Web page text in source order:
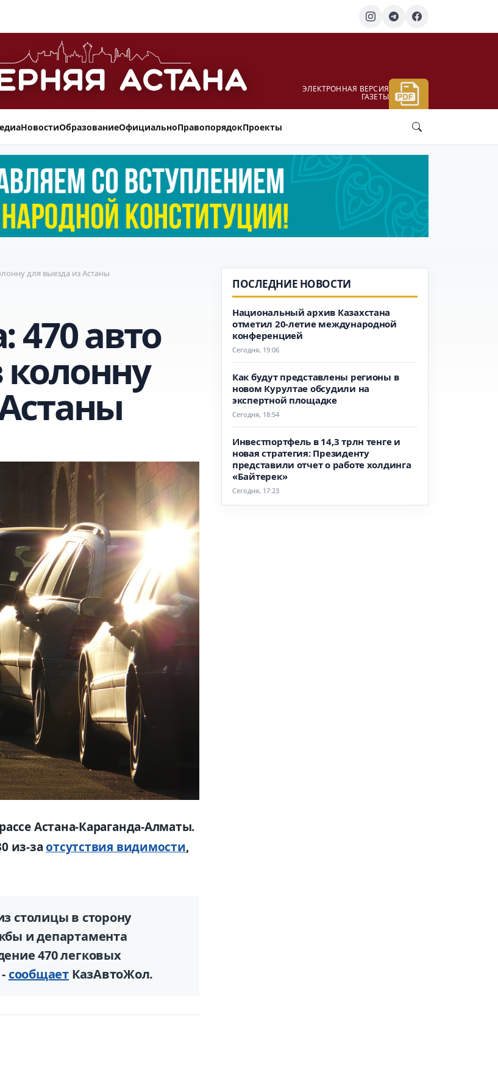
ЭЛЕКТРОННАЯ ВЕРСИЯ
ГАЗЕТЫ
НовостиОбразованиеОфициальноПравопорядокПроекты
для выезда из Астаны
470 авто
Астана-Караганда-Алматы.
из-заотсутствия видимости,
столицы в сторону
и департамента
470 легковых
сообщаетКазАвтоЖол.
ПОСЛЕДНИЕ НОВОСТИ
Национальный архив Казахстана
отметил 20-летие международной
конференцией
Сегодня, 19:06
Как будут представлены регионы в
новом Курултае обсудили на
экспертной площадке
Сегодня, 18:54
Инвестпортфель в 14,3 трлн тенге и
новая стратегия: Президенту
представили отчет о работе холдинга
«Байтерек»
Сегодня, 17:23